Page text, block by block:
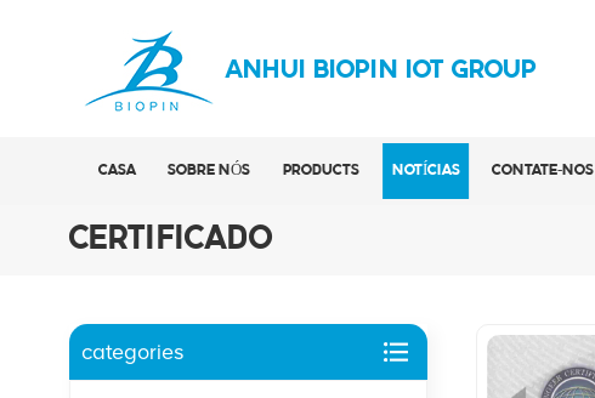
ANHUI BIOPIN IOT GROUP
CASA SOBRE NÓS PRODUCTS NOTÍCIAS CONTATE-NOS
CERTIFICADO
categories